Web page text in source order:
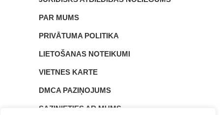
PAR MUMS
PRIVĀTUMA POLITIKA
LIETOŠANAS NOTEIKUMI
VIETNES KARTE
DMCA PAZIŅOJUMS
SAZINIETIES AR MUMS